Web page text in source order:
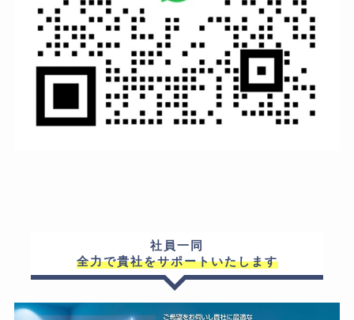
社員一同
全力で貴社をサポートいたします